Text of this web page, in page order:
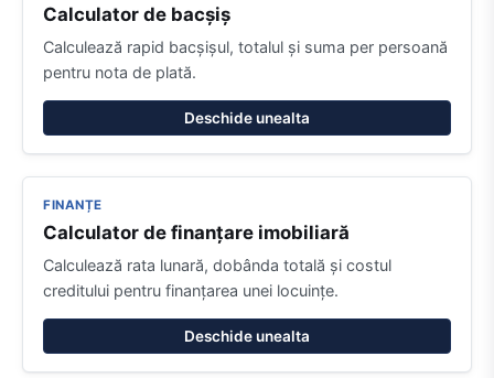
Calculator de bacșiș
Calculează rapid bacșișul, totalul și suma per persoană
pentru nota de plată.
Deschide unealta
FINANȚE
Calculator de finanțare imobiliară
Calculează rata lunară, dobânda totală și costul
creditului pentru finanțarea unei locuințe.
Deschide unealta